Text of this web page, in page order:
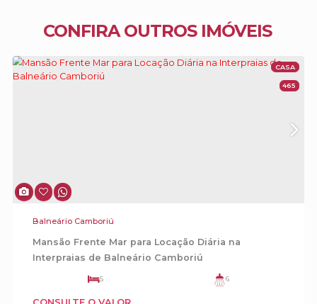
reggioriecoutoimoveis.com.br/
Acompanhe e siga nossas redes sociais:
www.instagram.com/reggioriecoutoimoveis/
CONFIRA OUTROS IMÓVEIS